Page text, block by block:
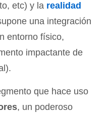
etc) y la realidad
una integración
entorno físico,
impactante de
que hace uso
, un poderoso